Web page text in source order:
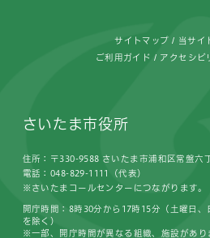
サイトマップ 当サイ
ご利用ガイド アクセシビ
さいたま市役所
住所：〒330-9588 さいたま市浦和区常盤六
電話：048-829-1111（代表）
※さいたまコールセンターにつながります。
開庁時間：8時30分から17時15分（土曜日
を除く）
※一部、開庁時間が異なる組織、施設があり